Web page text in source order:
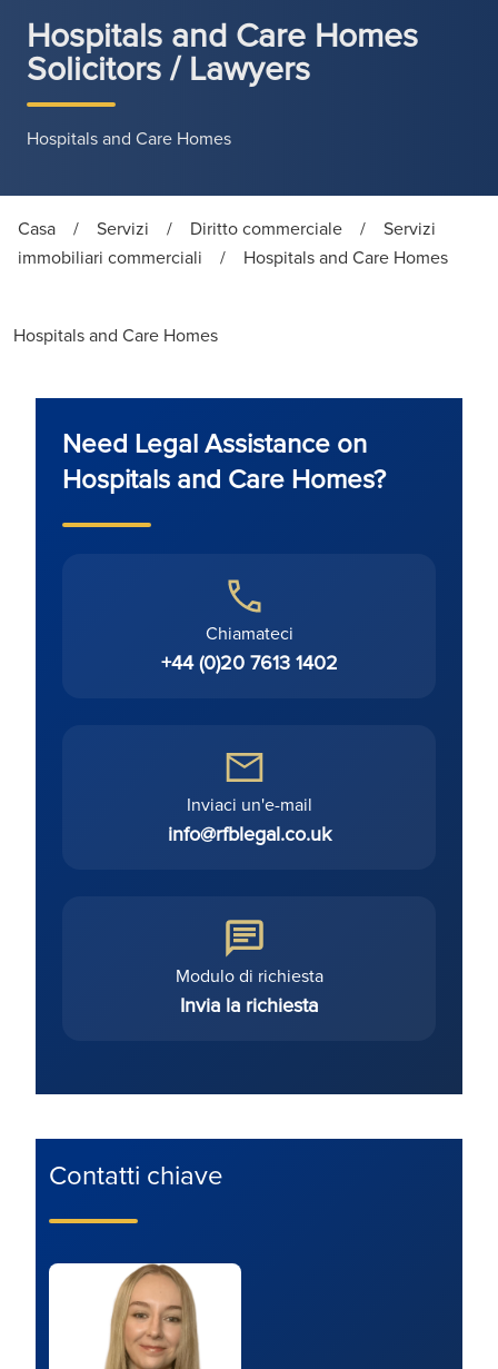
Hospitals and Care Homes
Solicitors / Lawyers
Hospitals and Care Homes
Casa / Servizi / Diritto commerciale /
Servizi
immobiliari commerciali
/ Hospitals and Care Homes
Hospitals and Care Homes
Need Legal Assistance on
Hospitals and Care Homes?
Chiamateci
+44 (0)20 7613 1402
Inviaci un'e-mail
info@rfblegal.co.uk
Modulo di richiesta
Invia la richiesta
Contatti chiave